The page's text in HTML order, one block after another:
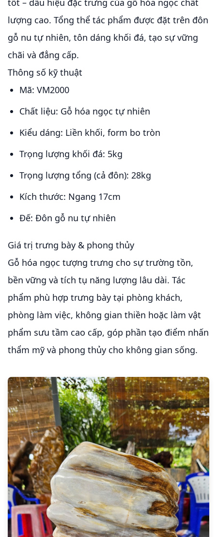
lượng cao. Tổng thể tác phẩm được đặt trên đôn
gỗ nu tự nhiên, tôn dáng khối đá, tạo sự vững
chãi và đẳng cấp.
Thông số kỹ thuật
Mã: VM2000
Chất liệu: Gỗ hóa ngọc tự nhiên
Kiểu dáng: Liền khối, form bo tròn
Trọng lượng khối đá: 5kg
Trọng lượng tổng (cả đôn): 28kg
Kích thước: Ngang 17cm
Đế: Đôn gỗ nu tự nhiên
Giá trị trưng bày & phong thủy
Gỗ hóa ngọc tượng trưng cho sự trường tồn,
bền vững và tích tụ năng lượng lâu dài. Tác
phẩm phù hợp trưng bày tại phòng khách,
phòng làm việc, không gian thiền hoặc làm vật
phẩm sưu tầm cao cấp, góp phần tạo điểm nhấn
thẩm mỹ và phong thủy cho không gian sống.